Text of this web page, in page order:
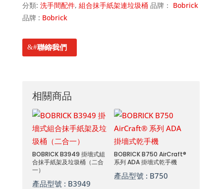
分類: 洗手間配件, 組合抹手紙架連垃圾桶 品牌： Bobrick
品牌 : Bobrick
聯絡我們
相關商品
BOBRICK B3949 掛墻式組
合抹手紙架及垃圾桶（二合
一）
產品型號 : B3949
BOBRICK B750 AirCraft®
系列 ADA 掛墻式乾手機
產品型號 : B750